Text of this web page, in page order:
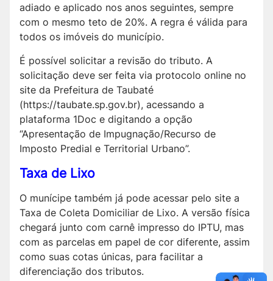
adiado e aplicado nos anos seguintes, sempre
com o mesmo teto de 20%. A regra é válida para
todos os imóveis do município.
É possível solicitar a revisão do tributo. A
solicitação deve ser feita via protocolo online no
site da Prefeitura de Taubaté
(https://taubate.sp.gov.br), acessando a
plataforma 1Doc e digitando a opção
“Apresentação de Impugnação/Recurso de
Imposto Predial e Territorial Urbano”.
Taxa de Lixo
O munícipe também já pode acessar pelo site a
Taxa de Coleta Domiciliar de Lixo. A versão física
chegará junto com carnê impresso do IPTU, mas
com as parcelas em papel de cor diferente, assim
como suas cotas únicas, para facilitar a
diferenciação dos tributos.